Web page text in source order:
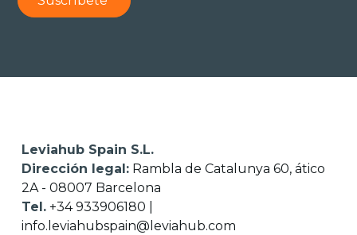
Leviahub Spain S.L.
Dirección legal: Rambla de Catalunya 60, ático
2A - 08007 Barcelona
Tel. +34 933906180
info.leviahubspain@leviahub.com